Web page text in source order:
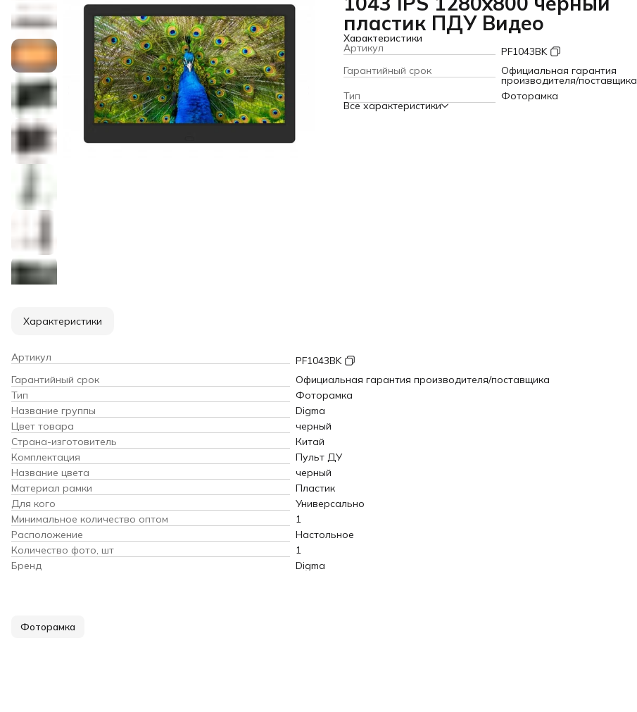
пластик ПДУ Видео
Характеристики
Артикул
PF1043BK
Гарантийный срок
Официальная гарантия
производителя/поставщика
Тип
Фоторамка
Все характеристики
Характеристики
Артикул
PF1043BK
Гарантийный срок
Официальная гарантия производителя/поставщика
Тип
Фоторамка
Название группы
Digma
Цвет товара
черный
Страна-изготовитель
Китай
Комплектация
Пульт ДУ
Название цвета
черный
Материал рамки
Пластик
Для кого
Универсально
Минимальное количество оптом
1
Расположение
Настольное
Количество фото, шт
1
Бренд
Digma
Фоторамка